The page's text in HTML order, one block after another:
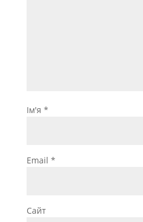
Ім'я *
Email *
Сайт